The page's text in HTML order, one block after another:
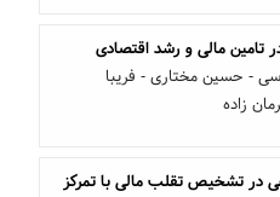
تامین مالی و رشد اقتصادی
- حسین مختاری - فریبا
زاده
در تشخیص تقلب مالی با تمرکز